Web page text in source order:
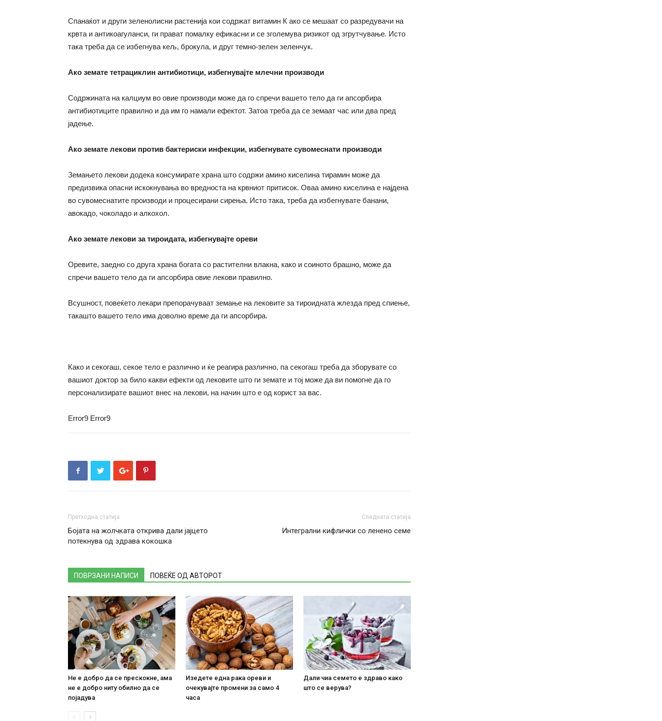
Спанаќот и други зеленолисни растенија кои содржат витамин К ако се мешаат со разредувачи на
крвта и антикоагуланси, ги прават помалку ефикасни и се зголемува ризикот од згрутчување. Исто
така треба да се избегнува кељ, брокула, и друг темно-зелен зеленчук.
Ако земате тетрациклин антибиотици, избегнувајте млечни производи
Содржината на калциум во овие производи може да го спречи вашето тело да ги апсорбира
антибиотиците правилно и да им го намали ефектот. Затоа треба да се земаат час или два пред
јадење.
Ако земате лекови против бактериски инфекции, избегнувате сувомеснати производи
Земањето лекови додека консумирате храна што содржи амино киселина тирамин може да
предизвика опасни искокнувања во вредноста на крвниот притисок. Оваа амино киселина е најдена
во сувомеснатите производи и процесирани сирења. Исто така, треба да избегнувате банани,
авокадо, чоколадо и алкохол.
Ако земате лекови за тироидата, избегнувајте ореви
Оревите, заедно со друга храна богата со растителни влакна, како и соиното брашно, може да
спречи вашето тело да ги апсорбира овие лекови правилно.
Всушност, повеќето лекари препорачуваат земање на лековите за тироидната жлезда пред спиење,
такашто вашето тело има доволно време да ги апсорбира.
Како и секогаш, секое тело е различно и ќе реагира различно, па секогаш треба да зборувате со
вашиот доктор за било какви ефекти од лековите што ги земате и тој може да ви помогне да го
персонализирате вашиот внес на лекови, на начин што е од корист за вас.
Error9 Error9
Претходна статија
Бојата на жолчката открива дали јајцето
потекнува од здрава кокошка
Следната статија
Интегрални кифлички со ленено семе
ПОВРЗАНИ НАПИСИ ПОВЕЌЕ ОД АВТОРОТ
Не е добро да се прескокне, ама
не е добро ниту обилно да се
појадува
Изедете една рака ореви и
очекувајте промени за само 4
часа
Дали чиа семето е здраво како
што се верува?